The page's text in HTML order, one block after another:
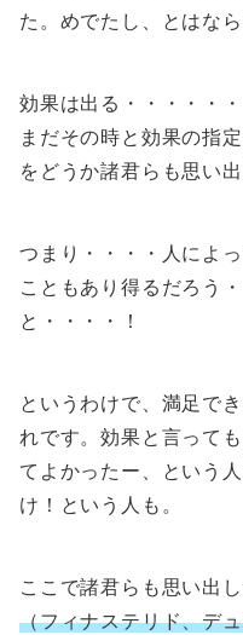
た。めでたし、とはな
効果は出る・・・・・
まだその時と効果の指
をどうか諸君らも思い
つまり・・・・人によ
こともあり得るだろう
と・・・・！
というわけで、満足で
れです。効果と言って
てよかったー、という
け！という人も。
ここで諸君らも思い出
（フィナステリド、デ